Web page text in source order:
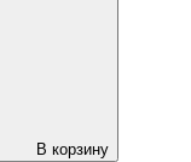
В корзину